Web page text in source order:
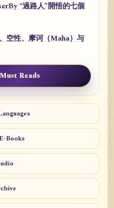
“過路人”開悟的七個
空性、摩诃（Maha）与
Reads
Books